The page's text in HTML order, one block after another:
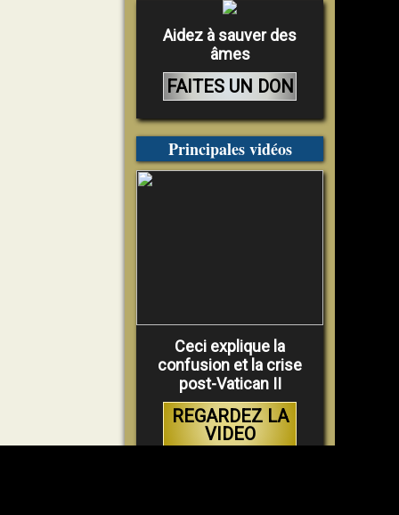
Aidez à sauver des
âmes
FAITES UN DON
Principales vidéos
Ceci explique la
confusion et la crise
post-Vatican II
REGARDEZ LA
VIDEO